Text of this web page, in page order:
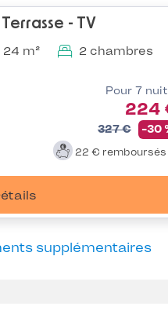
- TV
24 m² 2 chambres
Pour 7
224
327 € -30
22 € remboursés
supplémentaires